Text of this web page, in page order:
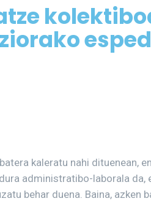
kaleratu nahi dituenean,
administratibo-laborala da,
behar duena. Baina, azken